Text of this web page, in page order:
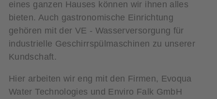
eines ganzen Hauses können wir ihnen alles
bieten. Auch gastronomische Einrichtung
gehören mit der VE - Wasserversorgung für
industrielle Geschirrspülmaschinen zu unserer
Kundschaft.
Hier arbeiten wir eng mit den Firmen, Evoqua
Water Technologies und Enviro Falk GmbH